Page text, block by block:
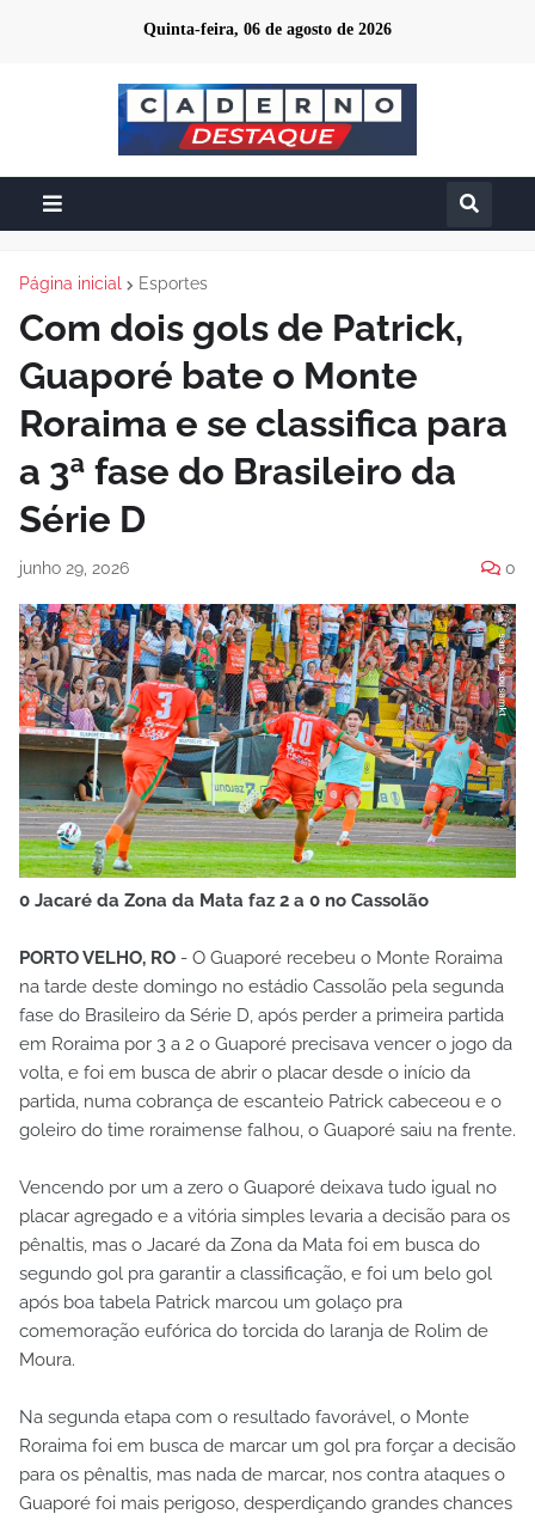
Quinta-feira, 06 de agosto de 2026
Página inicial Esportes
Com dois gols de Patrick,
Guaporé bate o Monte
Roraima e se classifica para
a 3ª fase do Brasileiro da
Série D
junho 29, 2026 0
0 Jacaré da Zona da Mata faz 2 a 0 no Cassolão
PORTO VELHO, RO - O Guaporé recebeu o Monte Roraima
na tarde deste domingo no estádio Cassolão pela segunda
fase do Brasileiro da Série D, após perder a primeira partida
em Roraima por 3 a 2 o Guaporé precisava vencer o jogo da
volta, e foi em busca de abrir o placar desde o início da
partida, numa cobrança de escanteio Patrick cabeceou e o
goleiro do time roraimense falhou, o Guaporé saiu na frente.
Vencendo por um a zero o Guaporé deixava tudo igual no
placar agregado e a vitória simples levaria a decisão para os
pênaltis, mas o Jacaré da Zona da Mata foi em busca do
segundo gol pra garantir a classificação, e foi um belo gol
após boa tabela Patrick marcou um golaço pra
comemoração eufórica do torcida do laranja de Rolim de
Moura.
Na segunda etapa com o resultado favorável, o Monte
Roraima foi em busca de marcar um gol pra forçar a decisão
para os pênaltis, mas nada de marcar, nos contra ataques o
Guaporé foi mais perigoso, desperdiçando grandes chances